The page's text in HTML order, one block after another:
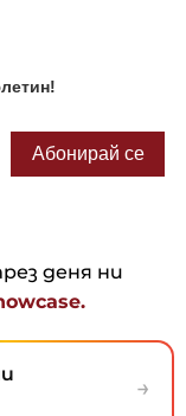
деня ни
→